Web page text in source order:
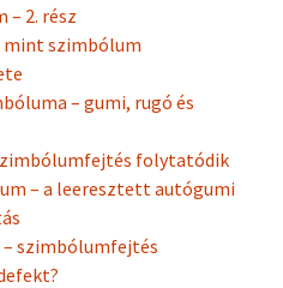
– 2. rész
mint szimbólum
– gumi, rugó és
folytatódik
– a leeresztett autógumi
– szimbólumfejtés